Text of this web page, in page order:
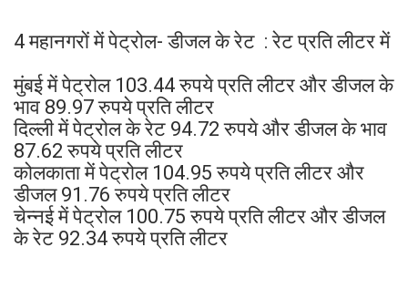
4 महानगरों में पेट्रोल- डीजल के रेट : रेट प्रति लीटर में
मुंबई में पेट्रोल 103.44 रुपये प्रति लीटर और डीजल के
भाव 89.97 रुपये प्रति लीटर
दिल्ली में पेट्रोल के रेट 94.72 रुपये और डीजल के भाव
87.62 रुपये प्रति लीटर
कोलकाता में पेट्रोल 104.95 रुपये प्रति लीटर और
डीजल 91.76 रुपये प्रति लीटर
चेन्नई में पेट्रोल 100.75 रुपये प्रति लीटर और डीजल
के रेट 92.34 रुपये प्रति लीटर